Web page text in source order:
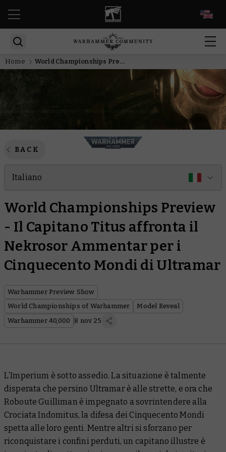
Home World Championships Preview - Il Capitano Titus affronta il Nekrosor Ammentar per i Cinquecento Mondi di Ultramar
BACK
Italiano
World Championships Preview
- Il Capitano Titus affronta il
Nekrosor Ammentar per i
Cinquecento Mondi di Ultramar
Warhammer Preview Show
World Championships of Warhammer
Model Reveal
Warhammer 40,000
8 nov 25
L’Imperium è sotto assedio. La situazione è talmente
disperata che persino Ultramar è alle strette, e ora che
Roboute Guilliman è impegnato a sovrintendere alla
Crociata Indomitus, la difesa dei Cinquecento Mondi
spetta alle loro genti. Mentre altri si sforzano per
riconquistare i confini perduti, un capitano illustre è